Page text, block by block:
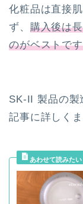
化粧品は直接
ず、 購入後は
のがベストです
SK-II 製品の製
記事に詳しく